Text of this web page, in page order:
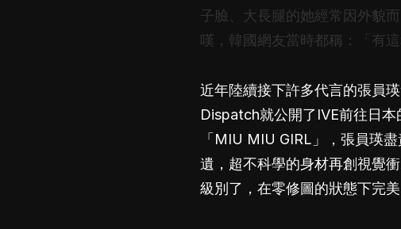
子臉、大長腿的她經常因外貌
嘆，韓國網友當時都稱：「有
近年陸續接下許多代言的張員瑛
Dispatch就公開了IVE前往日
「MIU MIU GIRL」， 張員瑛盡
遺，超不科學的身材再創視覺
級別了，在零修圖的狀態下完